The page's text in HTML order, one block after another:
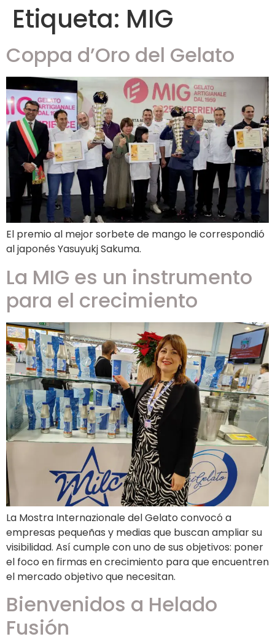
Etiqueta: MIG
Coppa d’Oro del Gelato
El premio al mejor sorbete de mango le correspondió
al japonés Yasuyukj Sakuma.
La MIG es un instrumento
para el crecimiento
La Mostra Internazionale del Gelato convocó a
empresas pequeñas y medias que buscan ampliar su
visibilidad. Así cumple con uno de sus objetivos: poner
el foco en firmas en crecimiento para que encuentren
el mercado objetivo que necesitan.
Bienvenidos a Helado
Fusión